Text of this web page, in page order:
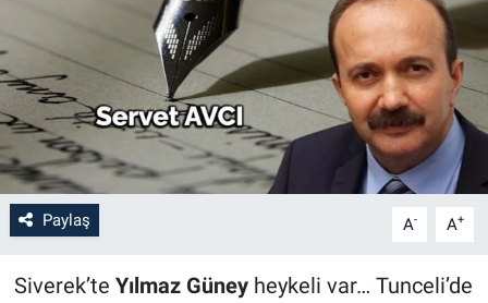
Paylaş A- A+
Siverek’te Yılmaz Güneyheykeli var… Tunceli’de